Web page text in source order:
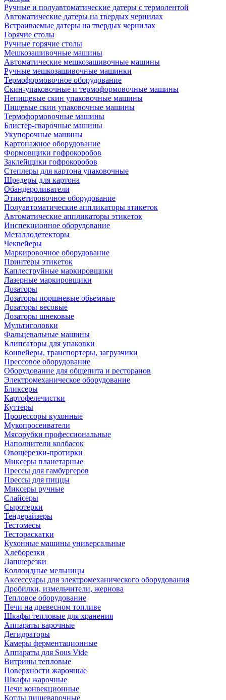
Ручные и полуавтоматические датеры с термолентой
Автоматические датеры на твердых чернилах
Встраиваемые датеры на твердых чернилах
Горячие столы
Ручные горячие столы
Мешкозашивочные машины
Автоматические мешкозашивочные машины
Ручные мешкозашивочные машинки
Термоформовочное оборудование
Скин-упаковочные и термоформовочные машины
Непищевые скин упаковочные машины
Пищевые скин упаковочные машины
Термоформовочные машины
Блистер-сварочные машины
Укупорочные машины
Картонажное оборудование
Формовщики гофрокоробов
Заклейщики гофрокоробов
Степлеры для картона упаковочные
Шредеры для картона
Обандероливатели
Этикетировочное оборудование
Полуавтоматические аппликаторы этикеток
Автоматические аппликаторы этикеток
Инспекционное оборудование
Металлодетекторы
Чеквейеры
Маркировочное оборудование
Принтеры этикеток
Каплеструйные маркировщики
Лазерные маркировщики
Дозаторы
Дозаторы поршневые обьемные
Дозаторы весовые
Дозаторы шнековые
Мультиголовки
Фальцевальные машины
Клипсаторы для упаковки
Конвейеры, транспортеры, загрузчики
Прессовое оборудование
Оборудование для общепита и ресторанов
Электромеханическое оборудование
Бликсеры
Картофелечистки
Куттеры
Процессоры кухонные
Мукопросеиватели
Мясорубки профессиональные
Наполнители колбасок
Овощерезки-протирки
Миксеры планетарные
Прессы для гамбургеров
Прессы для пиццы
Миксеры ручные
Слайсеры
Сыротерки
Тендерайзеры
Тестомесы
Тестораскатки
Кухонные машины универсальные
Хлеборезки
Лапшерезки
Коллоидные мельницы
Аксессуары для электромеханического оборудования
Дробилки, измельчители, жернова
Тепловое оборудование
Печи на древесном топливе
Шкафы тепловые для хранения
Аппараты варочные
Дегидраторы
Камеры ферментационные
Аппараты для Sous Vide
Витрины тепловые
Поверхности жарочные
Шкафы жарочные
Печи конвекционные
Котлы пищеварочные